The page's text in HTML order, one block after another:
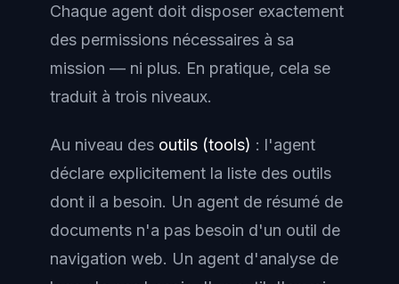
Chaque agent doit disposer exactement
des permissions nécessaires à sa
mission — ni plus. En pratique, cela se
traduit à trois niveaux.
Au niveau des outils (tools) : l'agent
déclare explicitement la liste des outils
dont il a besoin. Un agent de résumé de
documents n'a pas besoin d'un outil de
navigation web. Un agent d'analyse de